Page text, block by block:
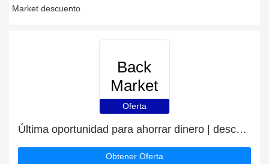
Market descuento
Back
Market
Oferta
Última oportunidad para ahorrar dinero | descuento Back Market
Obtener Oferta